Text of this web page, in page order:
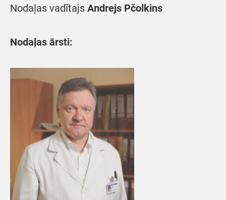
Nodaļas vadītajs Andrejs Pčolkins
Nodaļas ārsti: